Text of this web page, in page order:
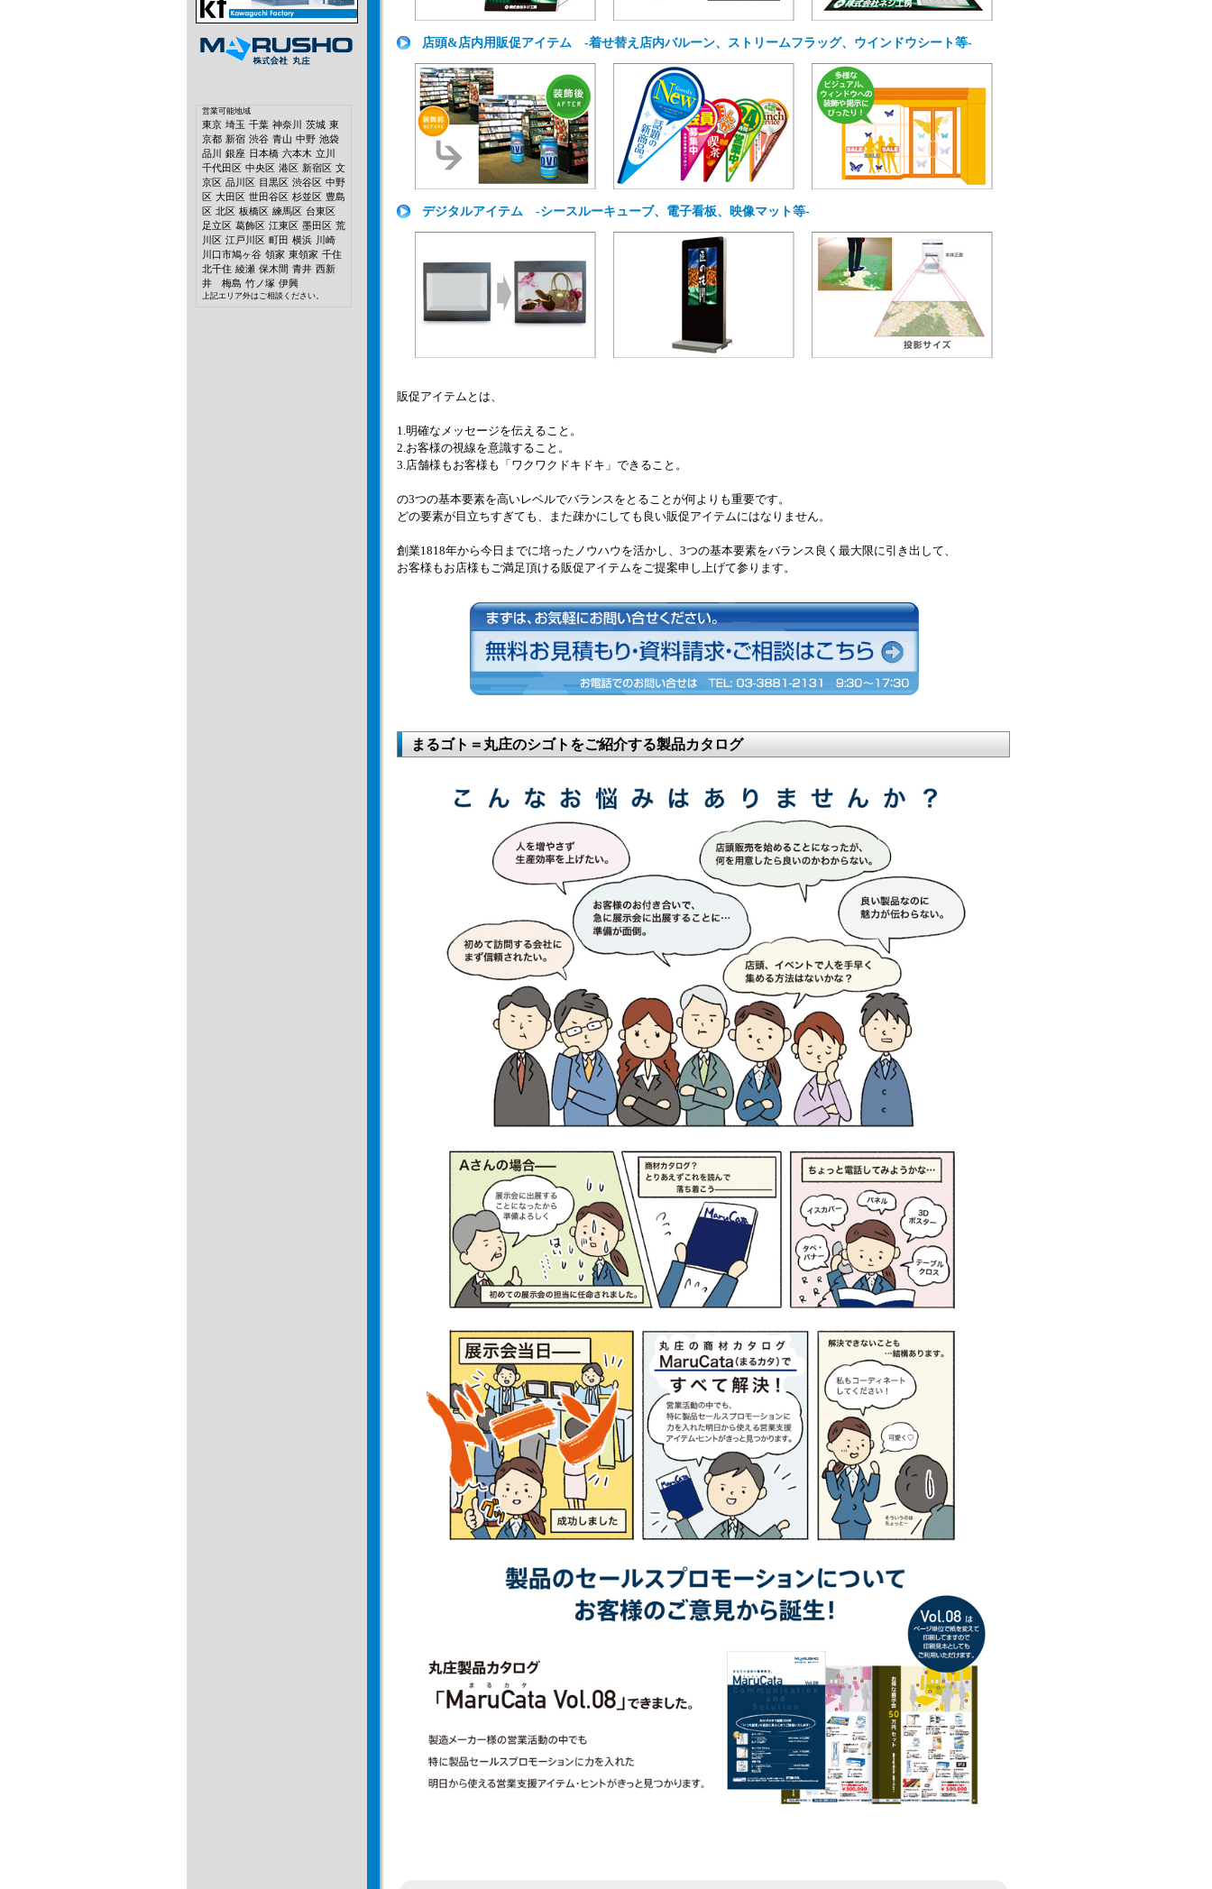
営業可能地域
東京 埼玉 千葉 神奈川 茨城 東
京都 新宿 渋谷 青山 中野 池袋
品川
銀座 日本橋 六本木 立川
千代田区 中央区 港区 新宿区 文
京区 品川区 目黒区 渋谷区 中野
区 大田区 世田谷区 杉並区 豊島
区 北区 板橋区 練馬区 台東区
足立区 葛飾区 江東区 墨田区 荒
川区 江戸川区 町田 横浜 川崎
川口市鳩ヶ谷 領家 東領家 千住
北千住 綾瀬 保木間 青井 西新
井 梅島 竹ノ塚 伊興
上記エリア外はご相談ください。
店頭&店内用販促アイテム -着せ替え店内バルーン、ストリームフラッグ、ウインドウシート等-
デジタルアイテム -シースルーキューブ、電子看板、映像マット等-
販促アイテムとは、
1.明確なメッセージを伝えること。
2.お客様の視線を意識すること。
3.店舗様もお客様も「ワクワクドキドキ」できること。
の3つの基本要素を高いレベルでバランスをとることが何よりも重要です。
どの要素が目立ちすぎても、また疎かにしても良い販促アイテムにはなりません。
創業1818年から今日までに培ったノウハウを活かし、3つの基本要素をバランス良く最大限に引き出して、
お客様もお店様もご満足頂ける販促アイテムをご提案申し上げて参ります。
まずは、お気軽にお問い合わせ下さい。無料お見積・資料請求・ご相
談はこちら。 お電話でのお問い合せはTEL:03-3881-2131 営業時間
まるゴト＝丸庄のシゴトをご紹介する製品カタログ